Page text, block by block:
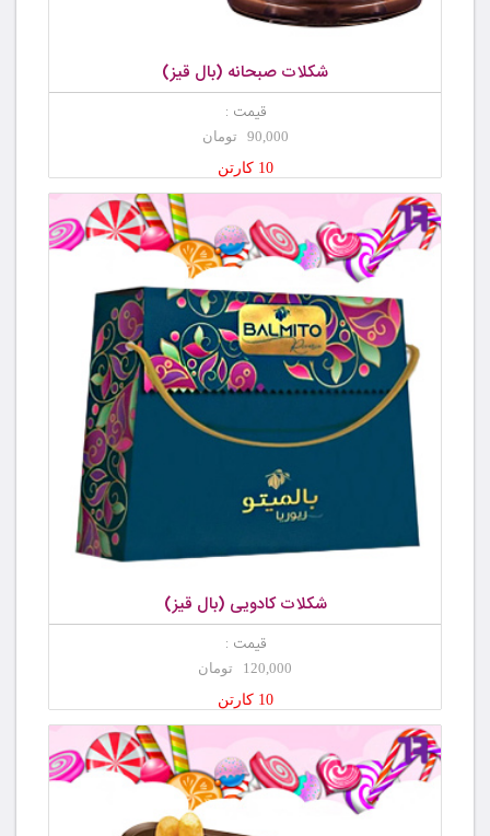
شکلات صبحانه (بال قیز)
قیمت :
90,000 تومان
10 کارتن
شکلات کادویی (بال قیز)
قیمت :
120,000 تومان
10 کارتن